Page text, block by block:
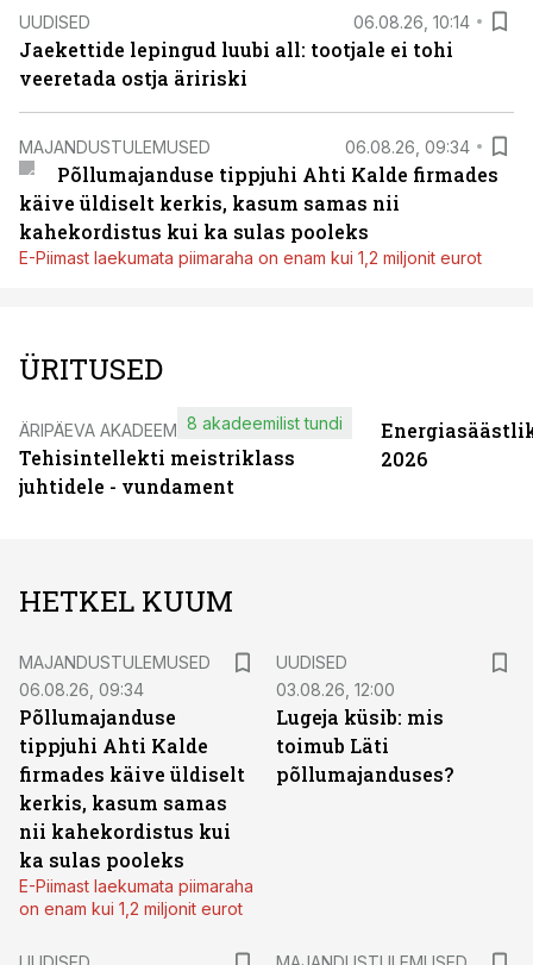
UUDISED 06.08.26, 10:14
Jaekettide lepingud luubi all: tootjale ei tohi
veeretada ostja äririski
MAJANDUSTULEMUSED 06.08.26, 09:34
Põllumajanduse tippjuhi Ahti Kalde firmades
käive üldiselt kerkis, kasum samas nii
kahekordistus kui ka sulas pooleks
E-Piimast laekumata piimaraha on enam kui 1,2 miljonit eurot
ÜRITUSED
ÄRIPÄEVA AKADEEMIA
Tehisintellekti meistriklass
juhtidele - vundament
8 akadeemilist tundi
2026
HETKEL KUUM
MAJANDUSTULEMUSED
06.08.26, 09:34
Põllumajanduse
tippjuhi Ahti Kalde
firmades käive üldiselt
kerkis, kasum samas
nii kahekordistus kui
ka sulas pooleks
E-Piimast laekumata piimaraha
on enam kui 1,2 miljonit eurot
UUDISED
03.08.26, 12:00
Lugeja küsib: mis
toimub Läti
põllumajanduses?